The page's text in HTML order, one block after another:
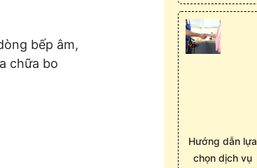
bếp âm,
chữa bo
Hướng dẫn lựa
chọn dịch vụ